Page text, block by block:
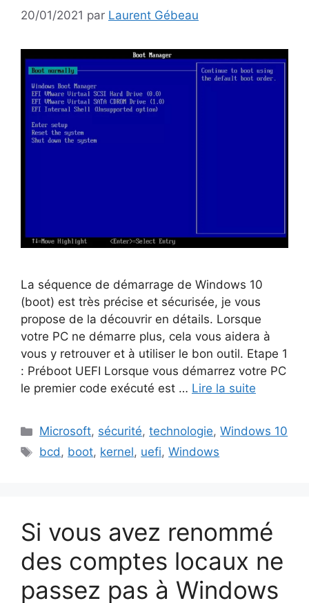
20/01/2021 par Laurent Gébeau
La séquence de démarrage de Windows 10
(boot) est très précise et sécurisée, je vous
propose de la découvrir en détails. Lorsque
votre PC ne démarre plus, cela vous aidera à
vous y retrouver et à utiliser le bon outil. Etape 1
: Préboot UEFI Lorsque vous démarrez votre PC
le premier code exécuté est … Lire la suite
Catégories
Microsoft, sécurité,technologie,Windows 10
Étiquettes
bcd, boot, kernel, uefi,Windows
Si vous avez renommé
des comptes locaux ne
passez pas à Windows